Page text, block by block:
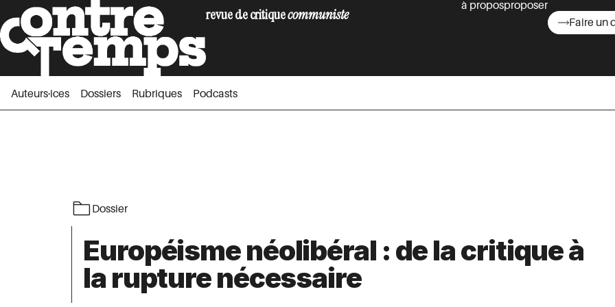
Auteurs·ices
revue de critiquecommuniste à proposproposer
Faire un
Auteurs·ices Dossiers Rubriques Podcasts
Dossier
Européisme néolibéral : de la critique à
la rupture nécessaire